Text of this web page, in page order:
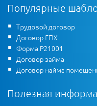
Популярные
Трудовой договор
Договор ГПХ
Форма Р21001
Договор займа
Договор найма
Полезная